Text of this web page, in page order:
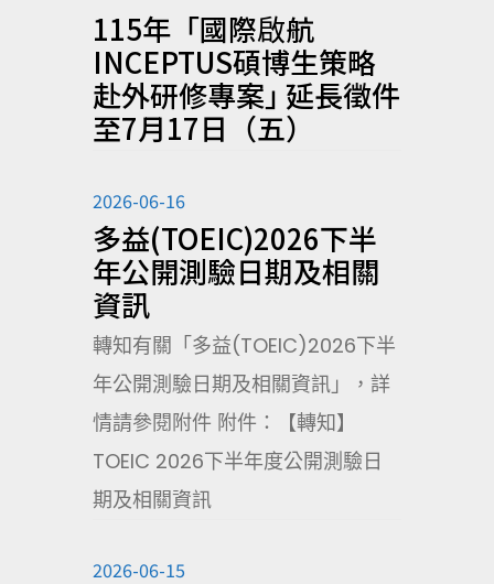
115年「國際啟航
INCEPTUS碩博生策略
赴外研修專案｣ 延長徵件
至7月17日（五）
2026-06-16
多益(TOEIC)2026下半
年公開測驗日期及相關
資訊
轉知有關「多益(TOEIC)2026下半
年公開測驗日期及相關資訊」，詳
情請參閱附件 附件：【轉知】
TOEIC 2026下半年度公開測驗日
期及相關資訊
2026-06-15